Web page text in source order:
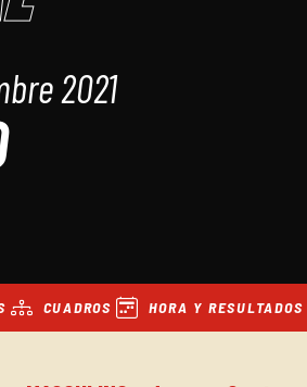
2021
CUADROS HORA Y RESULTADOS